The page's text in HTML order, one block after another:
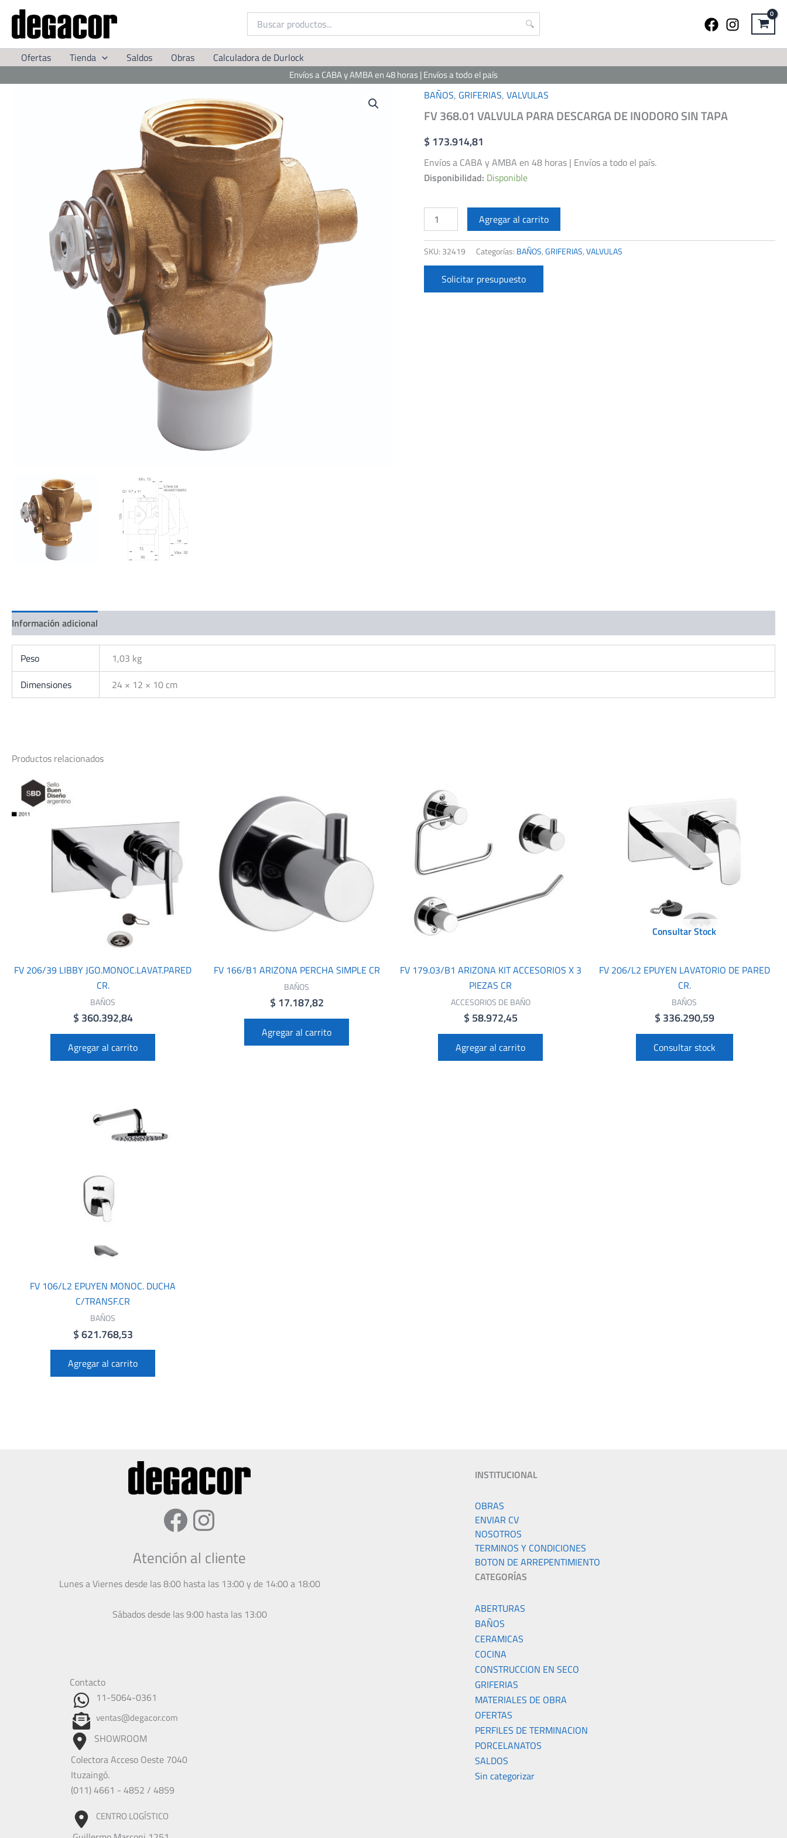
contenido
Ofertas
Tienda Saldos Obras Calculadora de Durlock
Envíos a CABA y AMBA en 48 horas | Envíos a todo el país
BAÑOS, GRIFERIAS,VALVULAS
FV 368.01 VALVULA PARA DESCARGA DE INODORO SIN TAPA
$ 173.914,81
Envíos a CABA y AMBA en 48 horas | Envíos a todo el país.
Disponibilidad: Disponible
FV
368.01
VALVULA
PARA
DESCARGA
DE
INODORO
Agregar al carrito
SKU: 32419 Categorías: BAÑOS,GRIFERIAS,VALVULAS
Solicitar presupuesto
Información adicional
Peso
1,03 kg
Dimensiones
24 × 12 × 10 cm
Productos relacionados
FV 206/39 LIBBY JGO.MONOC.LAVAT.PARED
CR.
BAÑOS
$ 360.392,84
Agregar al carrito
FV 166/B1 ARIZONA PERCHA SIMPLE CR
BAÑOS
$ 17.187,82
Agregar al carrito
FV 179.03/B1 ARIZONA KIT ACCESORIOS X 3
PIEZAS CR
ACCESORIOS DE BAÑO
$ 58.972,45
Agregar al carrito
Consultar Stock
FV 206/L2 EPUYEN LAVATORIO DE PARED
CR.
BAÑOS
$ 336.290,59
Consultar stock
FV 106/L2 EPUYEN MONOC. DUCHA
C/TRANSF.CR
BAÑOS
$621.768,53
Agregar al carrito
Facebook
Instagram
Atención al cliente
Lunes a Viernes desde las 8:00 hasta las 13:00 y de 14:00 a 18:00
Sábados desde las 9:00 hasta las 13:00
Contacto
11-5064-0361
ventas@degacor.com
SHOWROOM
Colectora Acceso Oeste 7040
Ituzaingó.
(011) 4661 - 4852 / 4859
CENTRO LOGÍSTICO
INSTITUCIONAL
OBRAS
ENVIAR CV
NOSOTROS
TERMINOS Y CONDICIONES
BOTON DE ARREPENTIMIENTO
CATEGORÍAS
ABERTURAS
BAÑOS
CERAMICAS
COCINA
CONSTRUCCION EN SECO
GRIFERIAS
MATERIALES DE OBRA
OFERTAS
PERFILES DE TERMINACION
PORCELANATOS
SALDOS
Sin categorizar